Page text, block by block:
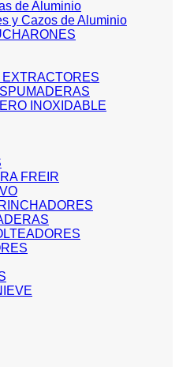
de Aluminio
y Cazos de Aluminio
INOXIDABLE
FREIR